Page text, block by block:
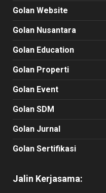
Golan Website
Golan Nusantara
Golan Education
Golan Properti
Golan Event
Golan SDM
Golan Jurnal
Golan Sertifikasi
Jalin Kerjasama: